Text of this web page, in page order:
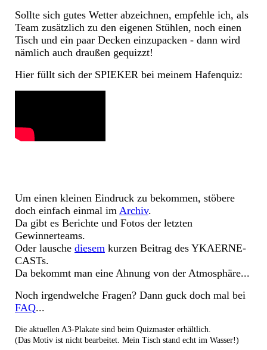
Sollte sich gutes Wetter abzeichnen, empfehle ich, als
Team zusätzlich zu den eigenen Stühlen, noch einen
Tisch und ein paar Decken einzupacken - dann wird
nämlich auch draußen gequizzt!
Hier füllt sich der SPIEKER bei meinem Hafenquiz:
Um einen kleinen Eindruck zu bekommen, stöbere
doch einfach einmal im Archiv.
Da gibt es Berichte und Fotos der letzten
Gewinnerteams.
Oder lausche diesem kurzen Beitrag des YKAERNE-
CASTs.
Da bekommt man eine Ahnung von der Atmosphäre...
Noch irgendwelche Fragen? Dann guck doch mal bei
FAQ...
Die aktuellen A3-Plakate sind beim Quizmaster erhältlich.
(Das Motiv ist nicht bearbeitet. Mein Tisch stand echt im Wasser!)